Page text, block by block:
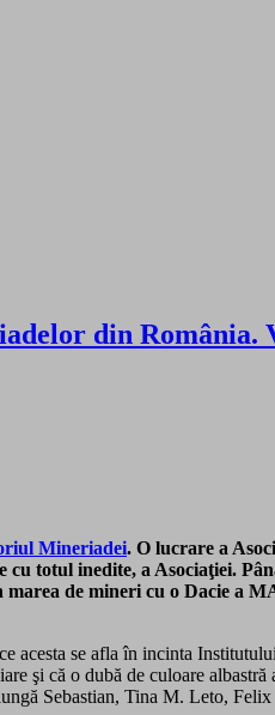
din România.
Mineriadei. O lucrare a
totul inedite, a Asociaţiei.
de mineri cu o Dacie a
se afla în incinta
şi că o dubă de culoare albastră
Sebastian, Tina M. Leto,